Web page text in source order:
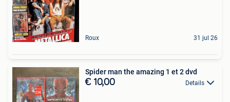
Roux 31 jul 26
Spider man the amazing 1 et 2 dvd
€ 10,00 Details